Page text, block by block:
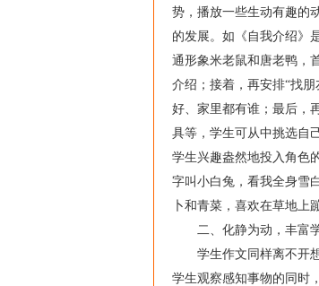
势，播放一些生动有趣的
的发展。如《自我介绍》
通形象米老鼠和唐老鸭，
介绍；接着，再安排“找
好、家里都有谁；最后，
具等，学生可从中挑选自
学生兴趣盎然地投入角色
字叫小白兔，看我全身雪
卜和青菜，喜欢在草地上
二、化静为动，丰富
学生作文同样离不开想
学生观察感知事物的同时